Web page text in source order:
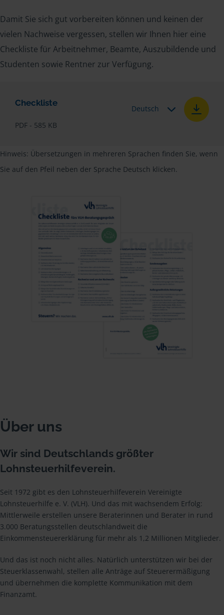
Damit Sie sich gut vorbereiten können und keinen der
vielen Nachweise vergessen, stellen wir Ihnen hier eine
Checkliste für Arbeitnehmer, Beamte, Auszubildende und
Studenten sowie Rentner zur Verfügung.
Checkliste
PDF - 585 KB
Deutsch
Hinweis: Übersetzungen in mehreren Sprachen finden Sie, wenn
Sie auf den Pfeil neben der Sprache Deutsch klicken.
Über uns
Wir sind Deutschlands größter
Lohnsteuerhilfeverein.
Seit 1972 gibt es den Lohnsteuerhilfeverein Vereinigte
Lohnsteuerhilfe e. V. (VLH). Und das mit wachsendem Erfolg:
Mittlerweile erstellen unsere Beraterinnen und Berater in rund
3.000 Beratungsstellen deutschlandweit die
Einkommensteuererklärung für mehr als 1,2 Millionen Mitglieder.
Und das ist noch nicht alles. Natürlich unterstützen wir bei der
Steuerklassenwahl, stellen alle Anträge auf Steuerermäßigung
und übernehmen die komplette Kommunikation mit dem
Finanzamt.